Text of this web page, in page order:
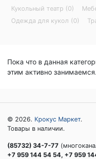
Кукольный театр (0)
Одежда для кукол (0)
Пока что в данная
этим активно
© 2026. Крокус Маркет.
Товары в наличии.
(85732) 34-7-77
+7 959 144 54 54, +7 959